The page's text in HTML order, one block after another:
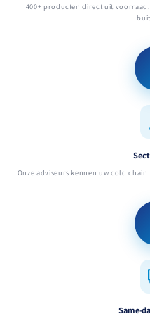
400+ producten direct uit
Onze adviseurs kennen uw cold
Same-